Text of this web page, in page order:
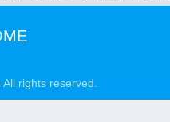
rights reserved.